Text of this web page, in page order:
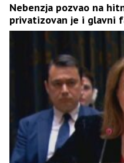
Nebenzja pozvao na
privatizovan je i glavni